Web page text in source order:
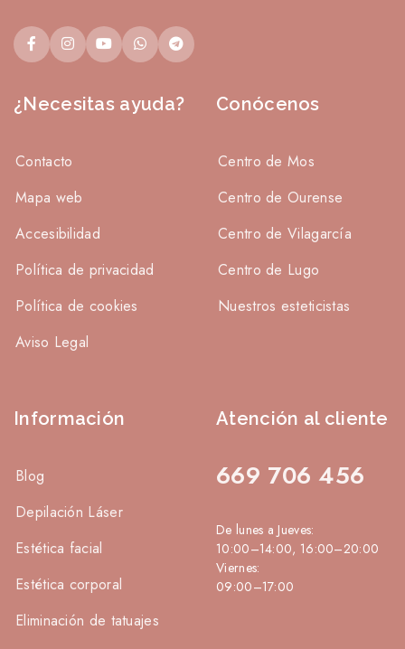
¿Necesitas ayuda?
Contacto
Mapa web
Accesibilidad
Política de privacidad
Política de cookies
Aviso Legal
Conócenos
Centro de Mos
Centro de Ourense
Centro de Vilagarcía
Centro de Lugo
Nuestros esteticistas
Información
Blog
Depilación Láser
Estética facial
Estética corporal
Eliminación de tatuajes
Atención al cliente
669 706 456
De lunes a Jueves:
10:00–14:00, 16:00–20:00
Viernes:
09:00–17:00